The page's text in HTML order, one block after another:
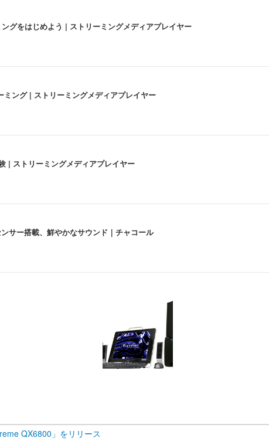
グをはじめよう | ストリーミングメディアプレイヤー
ング | ストリーミングメディアプレイヤー
| ストリーミングメディアプレイヤー
サー搭載、鮮やかなサウンド｜チャコール
上げ式アームレスト コンパクト 約105度ロッキング pc 事務椅子 360度回
WT | 31.5型4K UHD・USB Type-C・ホワイト
QX6800」をリリース